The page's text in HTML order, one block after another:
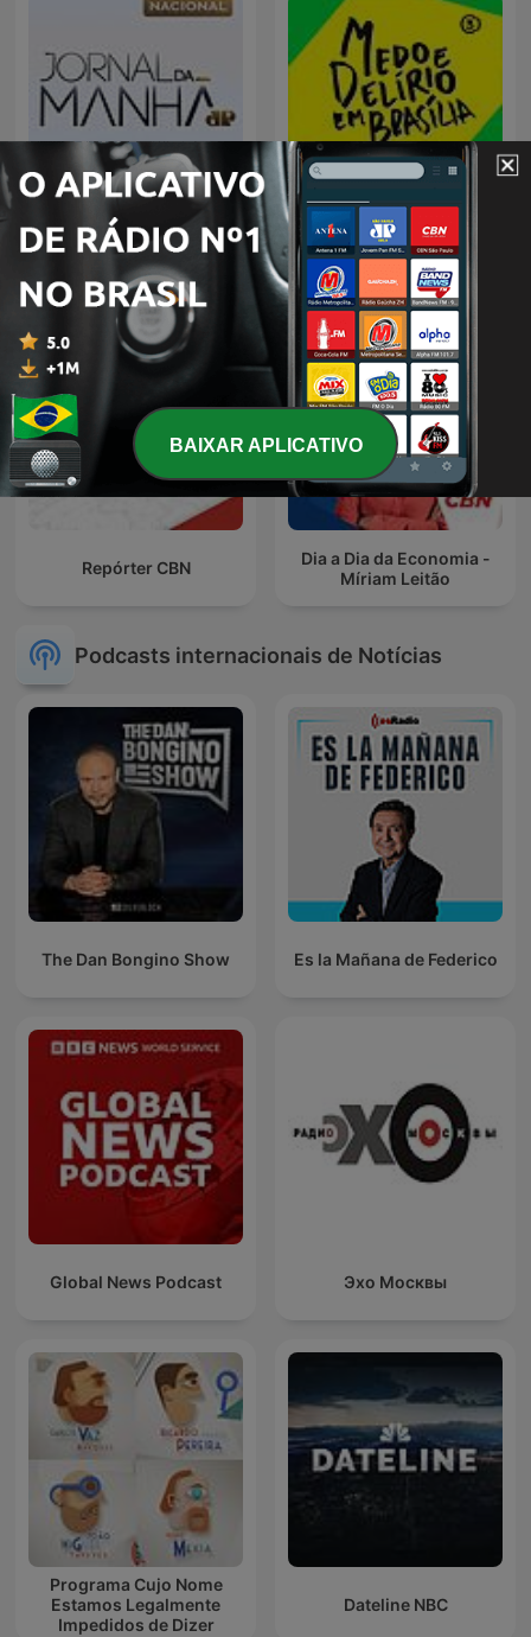
Jornal da Manhã Medo e Delírio em Brasília
Repórter CBN
Dia a Dia da Economia -
Míriam Leitão
Podcasts internacionais de Notícias
The Dan Bongino Show Es la Mañana de Federico
Global News Podcast Эхо Москвы
Programa Cujo Nome
Estamos Legalmente
Impedidos de Dizer
Dateline NBC
BAIXAR APLICATIVO